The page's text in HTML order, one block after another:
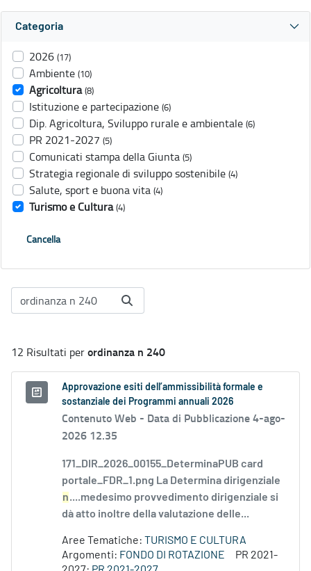
Categoria
2026 (17)
Ambiente (10)
Agricoltura (8)
Istituzione e partecipazione (6)
Dip. Agricoltura, Sviluppo rurale e ambientale (6)
PR 2021-2027 (5)
Comunicati stampa della Giunta (5)
Strategia regionale di sviluppo sostenibile (4)
Salute, sport e buona vita (4)
Turismo e Cultura (4)
Cancella
12 Risultati perordinanza n 240
Approvazione esiti dell’ammissibilità formale e
sostanziale dei Programmi annuali 2026
Contenuto Web - Data di Pubblicazione 4-ago-
2026 12.35
171_DIR_2026_00155_DeterminaPUB card
portale_FDR_1.png La Determina dirigenziale
n....medesimo provvedimento dirigenziale si
dà atto inoltre della valutazione delle...
Aree Tematiche: TURISMO E CULTURA
Argomenti: FONDO DI ROTAZIONE
PR 2021-